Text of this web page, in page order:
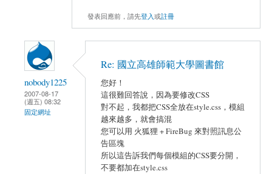
發表回應前，請先登入或註冊
nobody1225
2007-08-17
(週五) 08:32
固定網址
Re: 國立高雄師範大學圖書館
您好！
這很難回答說，因為要修改CSS
對不起，我都把CSS全放在style.css，模組
越來越多，就會搞混
您可以用 火狐狸 + FireBug 來對照訊息公
告區塊
所以這告訴我們每個模組的CSS要分開，
不要都加在style.css